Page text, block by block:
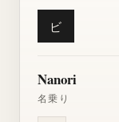
ビ
Nanori
名乗り